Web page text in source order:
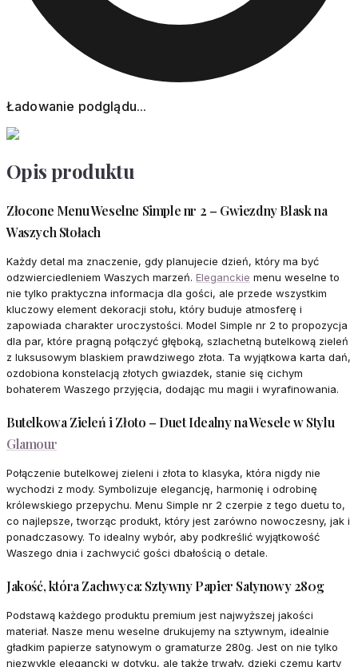
Ładowanie podglądu...
Opis produktu
Złocone Menu Weselne Simple nr 2 – Gwiezdny Blask na
Waszych Stołach
Każdy detal ma znaczenie, gdy planujecie dzień, który ma być
odzwierciedleniem Waszych marzeń. Eleganckie menu weselne to
nie tylko praktyczna informacja dla gości, ale przede wszystkim
kluczowy element dekoracji stołu, który buduje atmosferę i
zapowiada charakter uroczystości. Model Simple nr 2 to propozycja
dla par, które pragną połączyć głęboką, szlachetną butelkową zieleń
z luksusowym blaskiem prawdziwego złota. Ta wyjątkowa karta dań,
ozdobiona konstelacją złotych gwiazdek, stanie się cichym
bohaterem Waszego przyjęcia, dodając mu magii i wyrafinowania.
Butelkowa Zieleń i Złoto – Duet Idealny na Wesele w Stylu
Glamour
Połączenie butelkowej zieleni i złota to klasyka, która nigdy nie
wychodzi z mody. Symbolizuje elegancję, harmonię i odrobinę
królewskiego przepychu. Menu Simple nr 2 czerpie z tego duetu to,
co najlepsze, tworząc produkt, który jest zarówno nowoczesny, jak i
ponadczasowy. To idealny wybór, aby podkreślić wyjątkowość
Waszego dnia i zachwycić gości dbałością o detale.
Jakość, która Zachwyca: Sztywny Papier Satynowy 280g
Podstawą każdego produktu premium jest najwyższej jakości
materiał. Nasze menu weselne drukujemy na sztywnym, idealnie
gładkim papierze satynowym o gramaturze 280g. Jest on nie tylko
niezwykle elegancki w dotyku, ale także trwały, dzięki czemu karty